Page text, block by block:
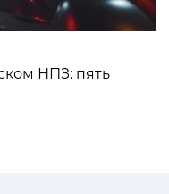
НПЗ: пять